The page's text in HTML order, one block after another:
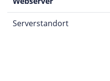
Serverstandort